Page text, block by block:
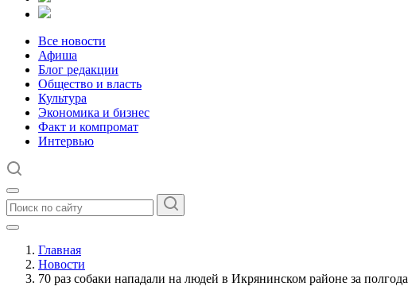
Все новости
Афиша
Блог редакции
Общество и власть
Культура
Экономика и бизнес
Факт и компромат
Интервью
Главная
Новости
70 раз собаки нападали на людей в Икрянинском районе за полгода